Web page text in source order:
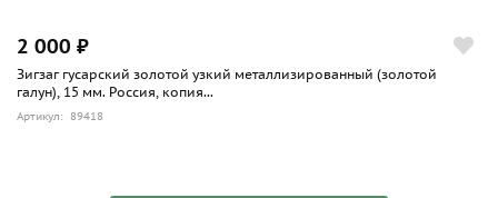
2 000 ₽
Зигзаг гусарский золотой узкий металлизированный (золотой
галун), 15 мм. Россия, копия...
Артикул: 89418